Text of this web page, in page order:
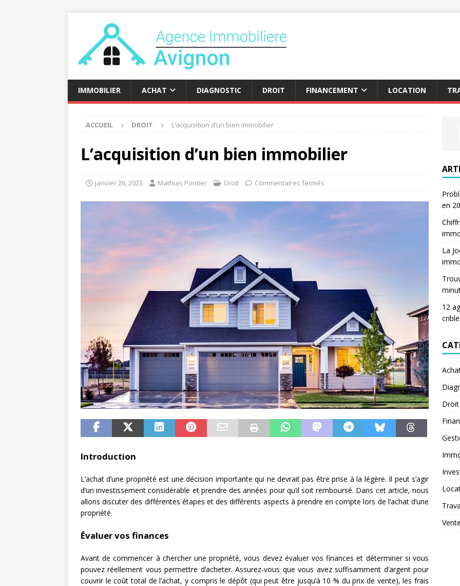
IMMOBILIER ACHAT DIAGNOSTIC DROIT FINANCEMENT LOCATION
ACCUEIL DROIT L’acquisition d’un bien immobilier
L’acquisition d’un bien immobilier
janvier 26, 2023 Mathias Pontier Droit Commentaires fermés
Introduction
L’achat d’une propriété est une décision importante qui ne devrait pas être prise à la légère. Il peut s’agir
d’un investissement considérable et prendre des années pour qu’il soit remboursé. Dans cet article, nous
allons discuter des différentes étapes et des différents aspects à prendre en compte lors de l’achat d’une
propriété.
Évaluer vos finances
Avant de commencer à chercher une propriété, vous devez évaluer vos finances et déterminer si vous
pouvez réellement vous permettre d’acheter. Assurez-vous que vous avez suffisamment d’argent pour
couvrir le coût total de l’achat, y compris le dépôt (qui peut être jusqu’à 10 % du prix de vente), les frais
en
La
12
crible
Droit
Vente